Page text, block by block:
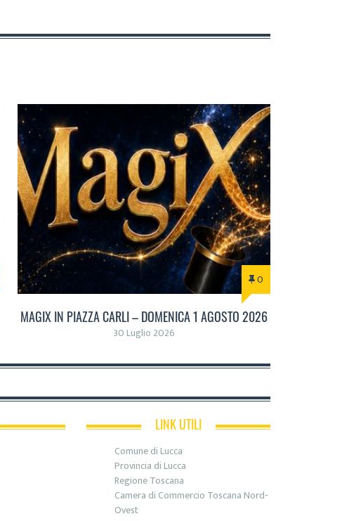
0
MAGIX IN PIAZZA CARLI – DOMENICA 1 AGOSTO 2026
30 Luglio 2026
LINK UTILI
Comune di Lucca
Provincia di Lucca
Regione Toscana
Camera di Commercio Toscana Nord-
Ovest